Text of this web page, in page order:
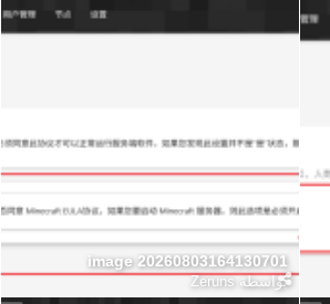
image 20260803164130701
بواسطةZeruns